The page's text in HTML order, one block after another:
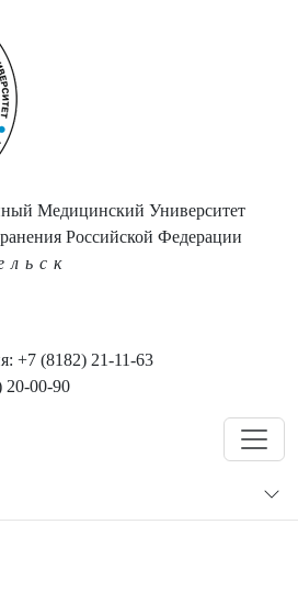
Медицинский Университет
Российской Федерации
+7 (8182) 21-11-63
20-00-90